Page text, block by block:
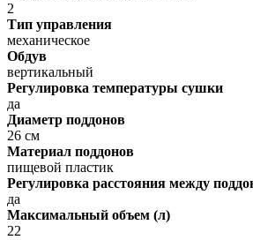
2
Тип управления
механическое
Обдув
вертикальный
Регулировка температуры сушки
да
Диаметр поддонов
26 см
Материал поддонов
пищевой пластик
Регулировка расстояния между
да
Максимальный объем (л)
22